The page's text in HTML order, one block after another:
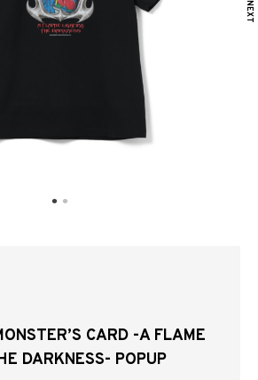
CARD -A FLAME
DARKNESS- POPUP